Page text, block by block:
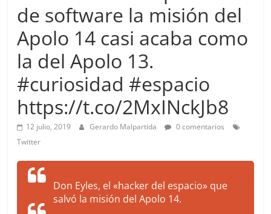
more.
more.
de software la misión del
Apolo 14 casi acaba como
la del Apolo 13.
#curiosidad #espacio
https://t.co/2MxINckJb8
12 julio, 2019 Gerardo Malpartida
0 comentarios
Twitter
Don Eyles, el «hacker del espacio» que
salvó la misión del Apolo 14.